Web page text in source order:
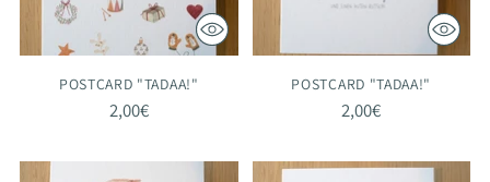
POSTCARD "TADAA!"
2,00€
POSTCARD "TADAA!"
2,00€